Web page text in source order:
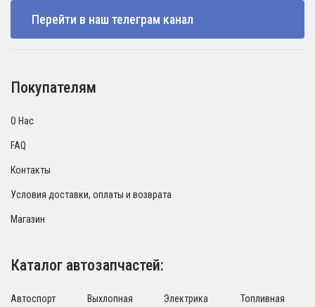
Перейти в наш телеграм канал
Покупателям
О Нас
FAQ
Контакты
Условия доставки, оплаты и возврата
Магазин
Каталог автозапчастей:
Автоспорт
Выхлопная
Электрика
Топливная